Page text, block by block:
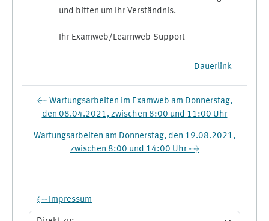
und bitten um Ihr Verständnis.
Ihr Examweb/Learnweb-Support
Dauerlink
← Wartungsarbeiten im Examweb am Donnerstag,
den 08.04.2021, zwischen 8:00 und 11:00 Uhr
Wartungsarbeiten am Donnerstag, den 19.08.2021,
zwischen 8:00 und 14:00 Uhr →
← Impressum